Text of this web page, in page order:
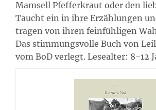
Mamsell Pfefferkraut oder den
Taucht ein in ihre Erzählungen
tragen von ihren feinfühligen
Das stimmungsvolle Buch von
vom BoD verlegt. Lesealter: 8-12